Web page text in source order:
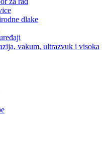
dlake
vakum, ultrazvuk i visoka